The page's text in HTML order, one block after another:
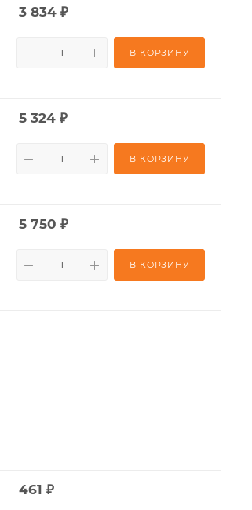
3 834 ₽
В КОРЗИНУ
5 324 ₽
В КОРЗИНУ
5 750 ₽
В КОРЗИНУ
461 ₽